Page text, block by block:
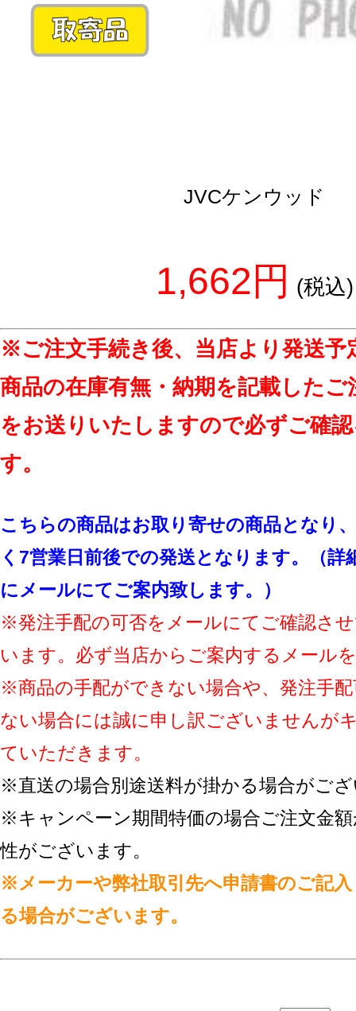
JVCケンウッド
1,662円 (税込)
※ご注文手続き後、当店より発送予
商品の在庫有無・納期を記載したご
をお送りいたしますので必ずご確
す。
こちらの商品はお取り寄せの商品となり
く7営業日前後での発送となります。（詳
にメールにてご案内致します。）
※発注手配の可否をメールにてご確認さ
います。必ず当店からご案内するメール
※商品の手配ができない場合や、発注手
ない場合には誠に申し訳ございませんが
ていただきます。
※直送の場合別途送料が掛かる場合がご
※キャンペーン期間特価の場合ご注文金
性がございます。
※メーカーや弊社取引先へ申請書のご記
る場合がございます。